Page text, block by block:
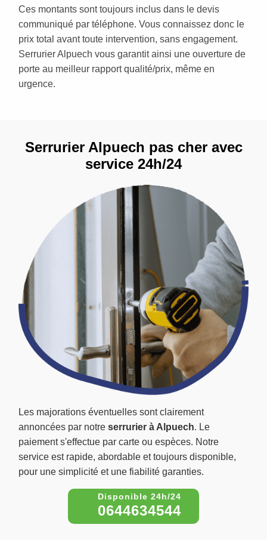
Ces montants sont toujours inclus dans le devis
communiqué par téléphone. Vous connaissez donc le
prix total avant toute intervention, sans engagement.
Serrurier Alpuech vous garantit ainsi une ouverture de
porte au meilleur rapport qualité/prix, même en
urgence.
Les majorations éventuelles sont clairement
annoncées par notre serrurier à Alpuech. Le
paiement s'effectue par carte ou espèces. Notre
service est rapide, abordable et toujours disponible,
pour une simplicité et une fiabilité garanties.
0644634544
Serrurier Alpuech pas cher avec
service 24h/24